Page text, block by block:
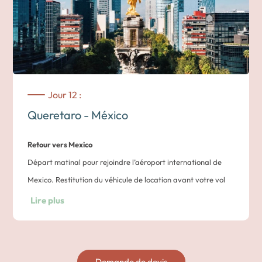
travers les villes coloniales du Mexique, où l’architecture
élégante et l’histoire républicaine offrent un cadre idéal pour
conclure la journée.
Jour 12 :
Queretaro - México
Retour vers Mexico
Départ matinal pour rejoindre l’aéroport international de
Mexico. Restitution du véhicule de location avant votre vol
retour.
Lire plus